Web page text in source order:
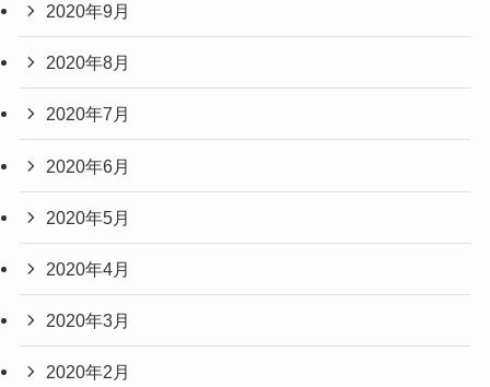
2020年9月
2020年8月
2020年7月
2020年6月
2020年5月
2020年4月
2020年3月
2020年2月